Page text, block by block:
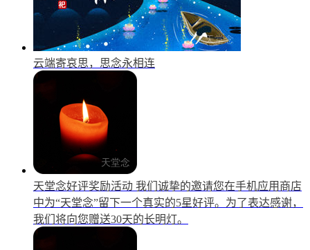
云端寄哀思，思念永相连
天堂念好评奖励活动 我们诚挚的邀请您在手机应用商店
中为“天堂念”留下一个真实的5星好评。为了表达感谢，
我们将向您赠送30天的长明灯。